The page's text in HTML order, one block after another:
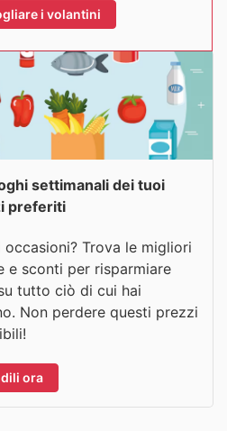
i volantini
settimanali dei tuoi
preferiti
occasioni? Trova le migliori
e sconti per risparmiare
tutto ciò di cui hai
Non perdere questi prezzi
ora